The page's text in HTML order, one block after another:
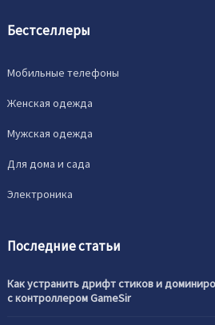
Бестселлеры
Мобильные телефоны
Женская одежда
Мужская одежда
Для дома и сада
Электроника
Последние статьи
Как устранить дрифт стиков и
с контроллером GameSir